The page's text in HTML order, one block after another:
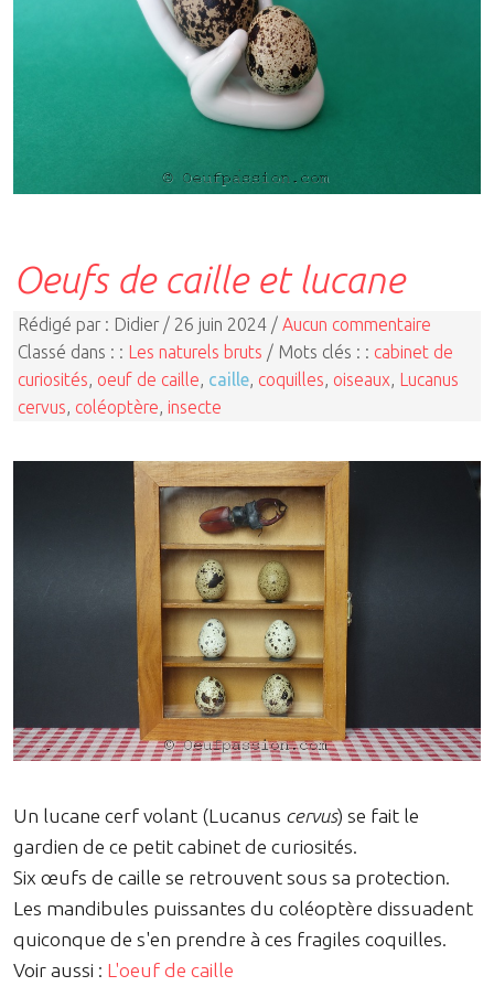
Oeufs de caille et lucane
Rédigé par : Didier / 26 juin 2024 / Aucun commentaire
Classé dans : : Les naturels bruts / Mots clés : : cabinet de
curiosités, oeuf de caille, caille, coquilles, oiseaux, Lucanus
cervus, coléoptère, insecte
Un lucane cerf volant (Lucanus cervus) se fait le
gardien de ce petit cabinet de curiosités.
Six œufs de caille se retrouvent sous sa protection.
Les mandibules puissantes du coléoptère dissuadent
quiconque de s'en prendre à ces fragiles coquilles.
Voir aussi : L'oeuf de caille